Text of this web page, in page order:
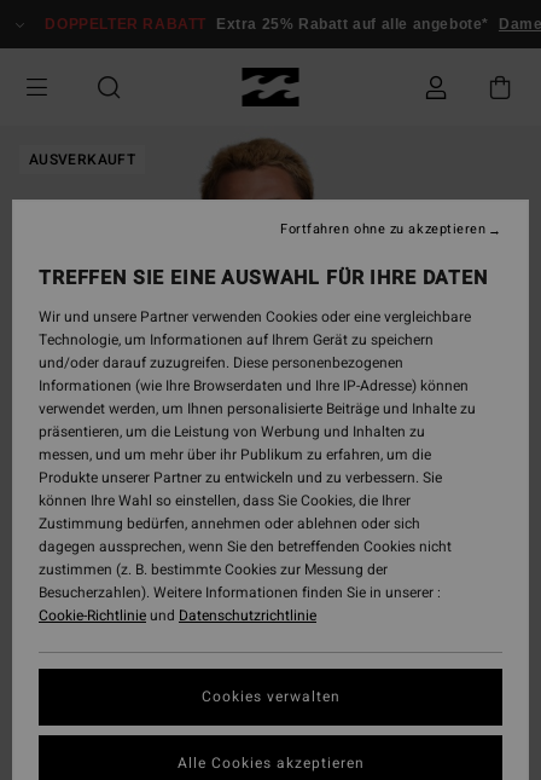
zur
springen
DOPPELTER RABATT Extra 25% Rabatt auf alle angebote* Damen
AUSVERKAUFT
TREFFEN SIE EINE AUSWAHL FÜR IHRE DATEN
Wir und unsere Partner verwenden Cookies oder eine vergleichbare
Technologie, um Informationen auf Ihrem Gerät zu speichern
und/oder darauf zuzugreifen. Diese personenbezogenen
Informationen (wie Ihre Browserdaten und Ihre IP-Adresse) können
verwendet werden, um Ihnen personalisierte Beiträge und Inhalte zu
präsentieren, um die Leistung von Werbung und Inhalten zu
messen, und um mehr über ihr Publikum zu erfahren, um die
Produkte unserer Partner zu entwickeln und zu verbessern. Sie
können Ihre Wahl so einstellen, dass Sie Cookies, die Ihrer
Zustimmung bedürfen, annehmen oder ablehnen oder sich
dagegen aussprechen, wenn Sie den betreffenden Cookies nicht
zustimmen (z. B. bestimmte Cookies zur Messung der
Besucherzahlen). Weitere Informationen finden Sie in unserer :
Cookie-Richtlinieund Datenschutzrichtlinie
Cookies verwalten
Fortfahren ohne zu akzeptieren
Alle Cookies akzeptieren